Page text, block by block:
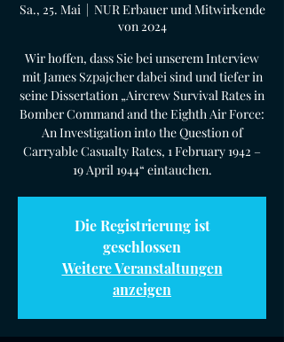
Sa., 25. Mai
  |
NUR Erbauer und Mitwirkende
von 2024
Wir hoffen, dass Sie bei unserem Interview
mit James Szpajcher dabei sind und tiefer in
seine Dissertation „Aircrew Survival Rates in
Bomber Command and the Eighth Air Force:
An Investigation into the Question of
Carryable Casualty Rates, 1 February 1942 –
19 April 1944“ eintauchen.
Die Registrierung ist
geschlossen
Weitere Veranstaltungen
anzeigen